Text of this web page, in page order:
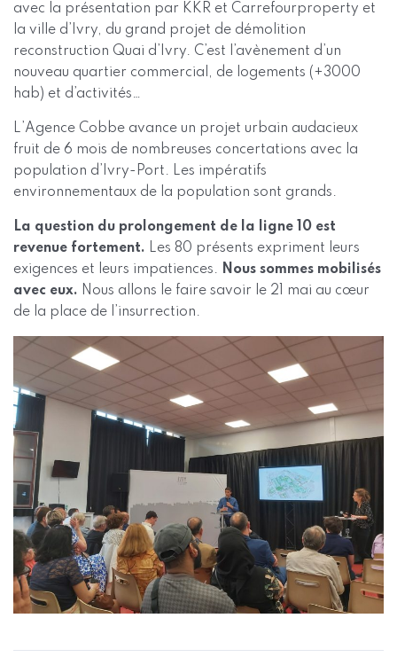
avec la présentation par KKR et Carrefourproperty et
la ville d’Ivry, du grand projet de démolition
reconstruction Quai d’Ivry. C’est l’avènement d’un
nouveau quartier commercial, de logements (+3000
hab) et d’activités…
L’Agence Cobbe avance un projet urbain audacieux
fruit de 6 mois de nombreuses concertations avec la
population d’Ivry-Port. Les impératifs
environnementaux de la population sont grands.
La question du prolongement de la ligne 10 est
revenue fortement. Les 80 présents expriment leurs
exigences et leurs impatiences. Nous sommes mobilisés
avec eux. Nous allons le faire savoir le 21 mai au cœur
de la place de l’insurrection.